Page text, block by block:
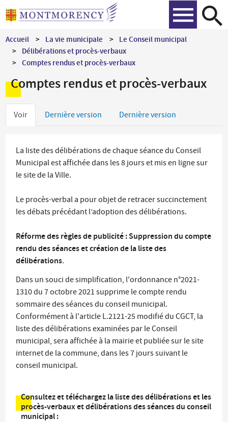
Aller
au
principal
Accueil La vie municipale
Le Conseil municipal
Délibérations et procès-verbaux
Comptes rendus et procès-verbaux
Comptes rendus et procès-verbaux
Onglets
Voir Dernière version Dernière version
La liste des délibérations de chaque séance du Conseil
Municipal est affichée dans les 8 jours et mis en ligne sur
le site de la Ville.
Le procès-verbal a pour objet de retracer succinctement
les débats précédant l’adoption des délibérations.
Réforme des règles de publicité : Suppression du compte
rendu des séances et création de la liste des
délibérations.
Dans un souci de simplification, l'ordonnance n°2021-
1310 du 7 octobre 2021 supprime le compte rendu
sommaire des séances du conseil municipal.
Conformément à l'article L.2121-25 modifié du CGCT, la
liste des délibérations examinées par le Conseil
municipal, sera affichée à la mairie et publiée sur le site
internet de la commune, dans les 7 jours suivant le
conseil municipal.
Consultez et téléchargez la liste des délibérations et les
procès-verbaux et délibérations des séances du conseil
municipal :